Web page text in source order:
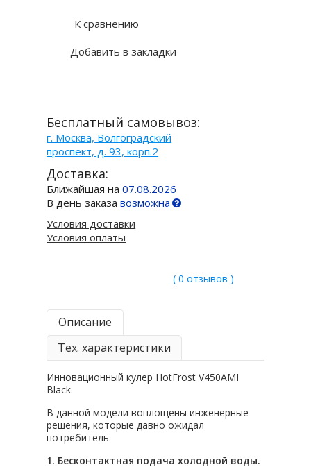
К сравнению
Добавить в закладки
Бесплатный самовывоз:
г. Москва, Волгоградский
проспект, д. 93, корп.2
Доставка:
Ближайшая на07.08.2026
В день заказавозможна
Условия доставки
Условия оплаты
( 0 отзывов )
Описание
Тех. характеристики
Инновационный кулер HotFrost V450AMI
Black.
В данной модели воплощены инженерные
решения, которые давно ожидал
потребитель.
1. Бесконтактная подача холодной воды.